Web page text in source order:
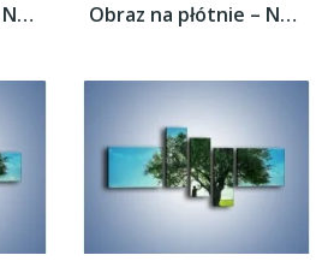
Obraz na płótnie – Na długi spacer z psem... Obraz na płótnie – Na długi spacer z psem...